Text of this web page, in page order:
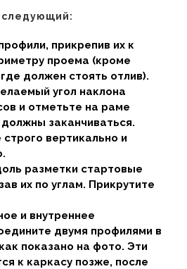
следующий:
прикрепив их к
проема (кроме
должен стоять отлив).
угол наклона
и отметьте на раме
заканчиваться.
вертикально и
разметки стартовые
их по углам. Прикрутите
и внутреннее
двумя профилями в
показано на фото. Эти
к каркасу позже, после